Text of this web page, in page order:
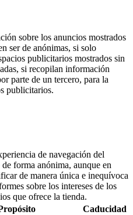
sobre los anuncios mostrados
ser de anónimas, si solo
publicitarios mostrados sin
si recopilan información
parte de un tercero, para la
publicitarios.
de navegación del
forma anónima, aunque en
de manera única e inequívoca
sobre los intereses de los
que ofrece la tienda.
Caducidad